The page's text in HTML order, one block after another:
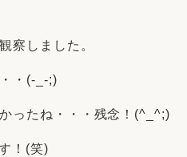
察しました。
・(-_-;)
ったね・・・残念！(^_^;)
！(笑)